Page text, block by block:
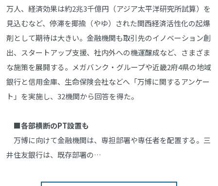
万人、経済効果は約2兆3千億円（アジア太平洋研究所試算）を
見込むなど、停滞を揶揄（やゆ）された関西経済活性化の起爆
剤として期待は大きい。金融機関も取引先のイノベーション創
出、スタートアップ支援、社内外への機運醸成など、さまざま
な施策を展開する。メガバンク・グループや近畿2府4県の地域
銀行と信用金庫、生命保険会社などへ「万博に関するアンケー
ト」を実施し、32機関から回答を得た。
■各部横断のPT設置も
万博に向けて金融機関は、専担部署や専任者を配置する。三
井住友銀行は、既存部署の…